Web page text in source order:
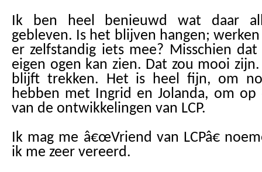
Ik ben heel benieuwd wat daar
gebleven. Is het blijven hangen;
er zelfstandig iets mee? Misschien
eigen ogen kan zien. Dat zou mooi
blijft trekken. Het is heel fijn, om
hebben met Ingrid en Jolanda, om
van de ontwikkelingen van LCP.
Ik mag me â€œVriend van LCPâ€
ik me zeer vereerd.